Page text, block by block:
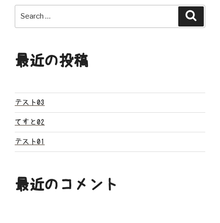
ゲ
シ
ン
最近の投稿
テスト03
てすと02
テスト01
最近のコメント